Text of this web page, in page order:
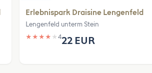
Erlebnispark Draisine Lengenfeld
Lengenfeld unterm Stein
★ ★ ★ ★ ★422 EUR